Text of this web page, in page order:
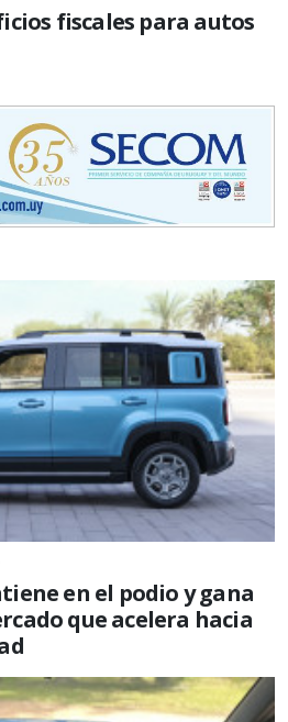
fiscales para autos
en el podio y gana
que acelera hacia